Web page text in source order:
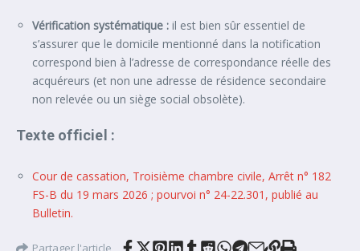
Vérification systématique : il est bien sûr essentiel de
s’assurer que le domicile mentionné dans la notification
correspond bien à l’adresse de correspondance réelle des
acquéreurs (et non une adresse de résidence secondaire
non relevée ou un siège social obsolète).
Texte officiel :
Cour de cassation, Troisième chambre civile, Arrêt n° 182
FS-B du 19 mars 2026 ; pourvoi n° 24-22.301, publié au
Bulletin.
Partager l'article